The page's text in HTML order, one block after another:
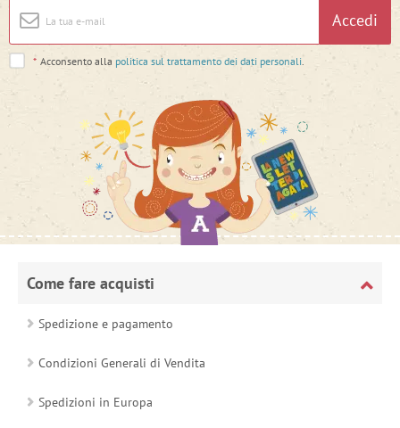
Accedi
* Acconsento alla politica sul trattamento dei dati personali.
Come fare acquisti
Spedizione e pagamento
Condizioni Generali di Vendita
Spedizioni in Europa